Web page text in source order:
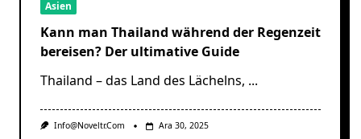
Asien
Kann man Thailand während der Regenzeit
bereisen? Der ultimative Guide
Thailand – das Land des Lächelns, ...
Info@noveltr.com Ara 30, 2025